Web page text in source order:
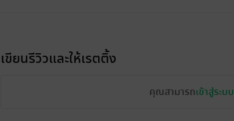
เขียนรีวิวและให้เรตติ้ง
คุณสามารถเข้าสู่ระบบ